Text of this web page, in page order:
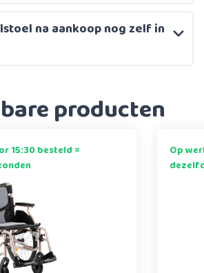
na aankoop nog zelf in
producten
15:30 besteld =
Op